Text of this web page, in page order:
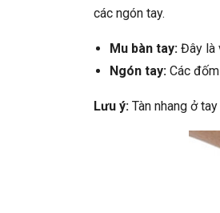
các ngón tay.
Mu bàn tay: Đây là
Ngón tay: Các
Lưu ý: Tàn nhang ở